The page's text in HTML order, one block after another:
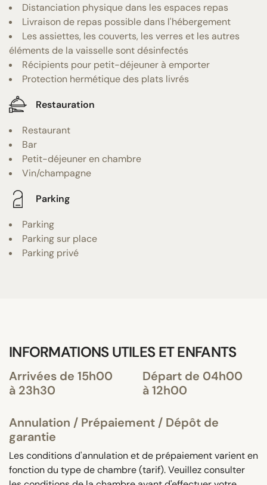
Distanciation physique dans les espaces repas
Livraison de repas possible dans l'hébergement
Les assiettes, les couverts, les verres et les autres
éléments de la vaisselle sont désinfectés
Récipients pour petit-déjeuner à emporter
Protection hermétique des plats livrés
Restauration
Restaurant
Bar
Petit-déjeuner en chambre
Vin/champagne
Parking
Parking
Parking sur place
Parking privé
INFORMATIONS UTILES ET ENFANTS
Arrivées de 15h00
à 23h30
Départ de 04h00
à 12h00
Annulation / Prépaiement / Dépôt de
garantie
Les conditions d'annulation et de prépaiement varient en
fonction du type de chambre (tarif). Veuillez consulter